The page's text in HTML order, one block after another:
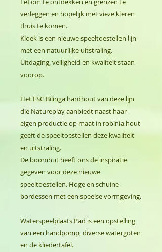
verleggen en hopelijk met vieze kleren
thuis te komen.
Kloek is een nieuwe speeltoestellen lijn
met een natuurlijke uitstraling.
Uitdaging, veiligheid en kwaliteit staan
voorop.
Het FSC Bilinga hardhout van deze lijn
die Natureplay aanbiedt naast haar
eigen productie op maat in robinia hout
geeft de speeltoestellen deze kwaliteit
en uitstraling.
De boomhut heeft ons de inspiratie
gegeven voor deze nieuwe
speeltoestellen. Hoge en schuine
bordessen met een speelse vormgeving.
Waterspeelplaats Pad is een opstelling
van een handpomp, diverse watergoten
en de kliedertafel.